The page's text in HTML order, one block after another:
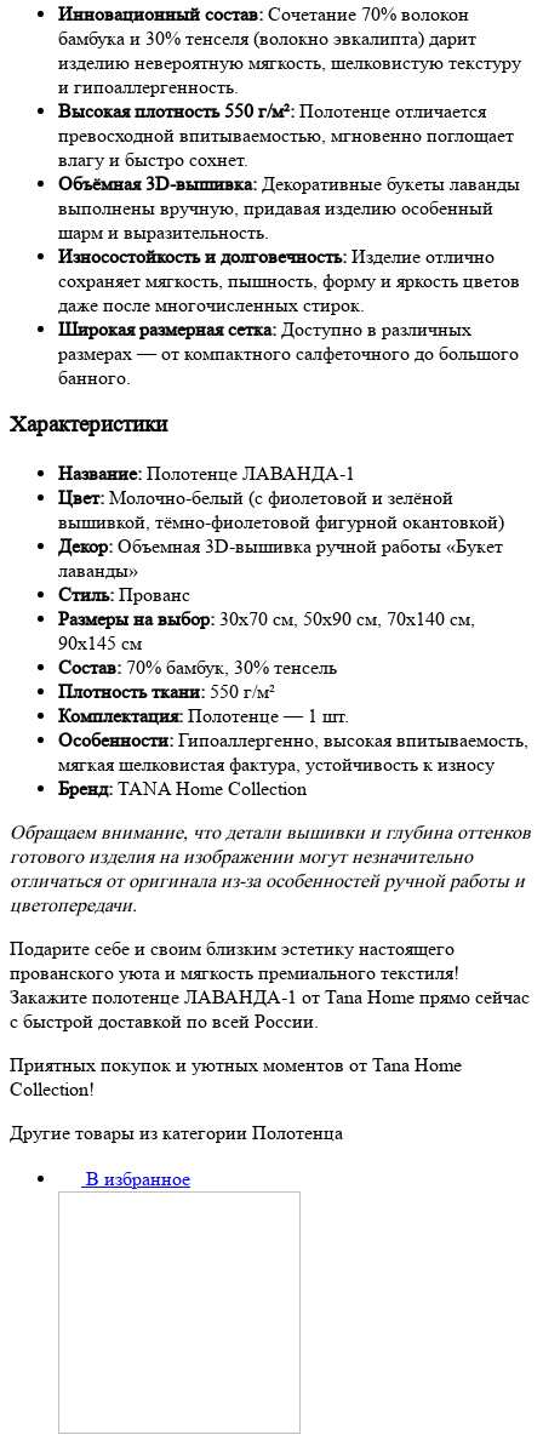
Инновационный состав: Сочетание 70% волокон
бамбука и 30% тенселя (волокно эвкалипта) дарит
изделию невероятную мягкость, шелковистую текстуру
и гипоаллергенность.
Высокая плотность 550 г/м²: Полотенце отличается
превосходной впитываемостью, мгновенно поглощает
влагу и быстро сохнет.
Объёмная 3D-вышивка: Декоративные букеты лаванды
выполнены вручную, придавая изделию особенный
шарм и выразительность.
Износостойкость и долговечность: Изделие отлично
сохраняет мягкость, пышность, форму и яркость цветов
даже после многочисленных стирок.
Широкая размерная сетка: Доступно в различных
размерах — от компактного салфеточного до большого
банного.
Характеристики
Название: Полотенце ЛАВАНДА-1
Цвет: Молочно-белый (с фиолетовой и зелёной
вышивкой, тёмно-фиолетовой фигурной окантовкой)
Декор: Объемная 3D-вышивка ручной работы «Букет
лаванды»
Стиль: Прованс
Размеры на выбор: 30х70 см, 50х90 см, 70х140 см,
90х145 см
Состав: 70% бамбук, 30% тенсель
Плотность ткани: 550 г/м²
Комплектация: Полотенце — 1 шт.
Особенности: Гипоаллергенно, высокая впитываемость,
мягкая шелковистая фактура, устойчивость к износу
Бренд: TANA Home Collection
Обращаем внимание, что детали вышивки и глубина оттенков
готового изделия на изображении могут незначительно
отличаться от оригинала из-за особенностей ручной работы и
цветопередачи.
Подарите себе и своим близким эстетику настоящего
прованского уюта и мягкость премиального текстиля!
Закажите полотенце ЛАВАНДА-1 от Tana Home прямо сейчас
с быстрой доставкой по всей России.
Приятных покупок и уютных моментов от Tana Home
Collection!
Другие товары из категории Полотенца
В избранное